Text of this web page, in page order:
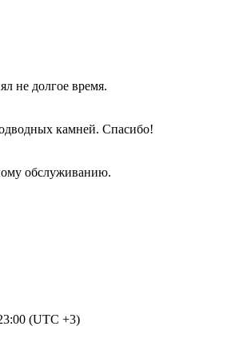
не долгое время.
камней. Спасибо!
обслуживанию.
(UTC +3)